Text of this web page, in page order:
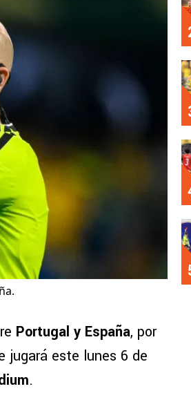
Portugal y España, por
jugará este lunes 6 de
.